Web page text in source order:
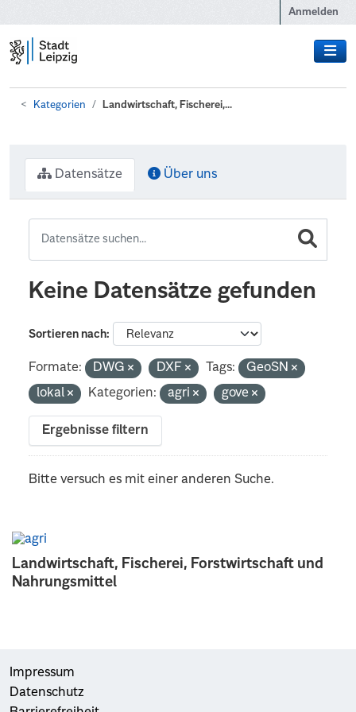
Anmelden
Kategorien Landwirtschaft, Fischerei,...
Landwirtschaft, Fischerei, Forstwirtschaft und
Nahrungsmittel
Datensätze Über uns
Keine Datensätze gefunden
Sortieren nach
Formate: DWG DXF Tags:
GeoSN
lokal
Kategorien: agri gove
Ergebnisse filtern
Bitte versuch es mit einer anderen Suche.
Impressum
Datenschutz